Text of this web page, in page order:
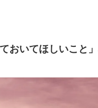
おいてほしいこと